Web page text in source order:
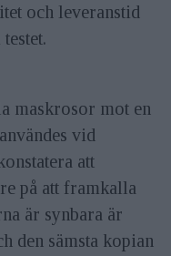
och leveranstid
maskrosor mot en
vid
att
på att framkalla
är synbara är
den sämsta kopian